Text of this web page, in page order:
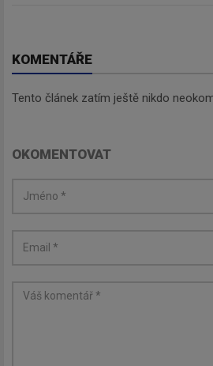
KOMENTÁŘE
Tento článek zatím ještě nikdo
OKOMENTOVAT